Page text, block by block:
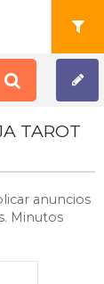
TAROT
anuncios
Minutos